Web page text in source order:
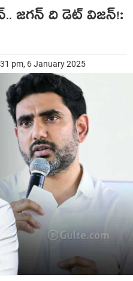
జ‌గ‌న్ ది డెట్ విజ‌న్‌!:
pm, 6 January 2025